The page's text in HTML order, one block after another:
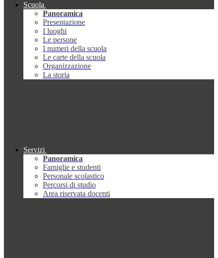
Scuola
Panoramica
Presentazione
I luoghi
Le persone
I numeri della scuola
Le carte della scuola
Organizzazione
La storia
Servizi
Panoramica
Famiglie e studenti
Personale scolastico
Percorsi di studio
Area riservata docenti